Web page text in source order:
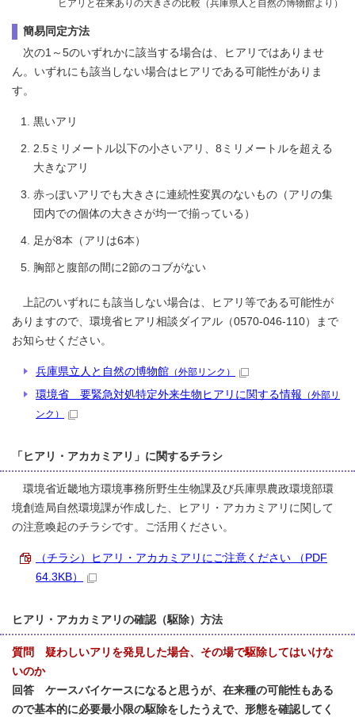
ヒアリと在来ありの大きさの比較（兵庫県人と自然の博物館より）
簡易同定方法
次の1～5のいずれかに該当する場合は、ヒアリではありませ
ん。いずれにも該当しない場合はヒアリである可能性がありま
す。
黒いアリ
2.5ミリメートル以下の小さいアリ、8ミリメートルを超える
大きなアリ
赤っぽいアリでも大きさに連続性変異のないもの（アリの集
団内での個体の大きさが均一で揃っている）
足が8本（アリは6本）
胸部と腹部の間に2節のコブがない
上記のいずれにも該当しない場合は、ヒアリ等である可能性が
ありますので、環境省ヒアリ相談ダイアル（0570-046-110）まで
お知らせください。
兵庫県立人と自然の博物館 （外部リンク）
環境省 要緊急対処特定外来生物ヒアリに関する情報 （外部リ
ンク）
「ヒアリ・アカカミアリ」に関するチラシ
環境省近畿地方環境事務所野生生物課及び兵庫県農政環境部環
境創造局自然環境課が作成した、ヒアリ・アカカミアリに関して
の注意喚起のチラシです。ご活用ください。
（チラシ）ヒアリ・アカカミアリにご注意ください （PDF
64.3KB）
ヒアリ・アカカミアリの確認（駆除）方法
質問 疑わしいアリを発見した場合、その場で駆除してはいけな
いのか
回答 ケースバイケースになると思うが、在来種の可能性もある
ので基本的に必要最小限の駆除をしたうえで、形態を確認してく